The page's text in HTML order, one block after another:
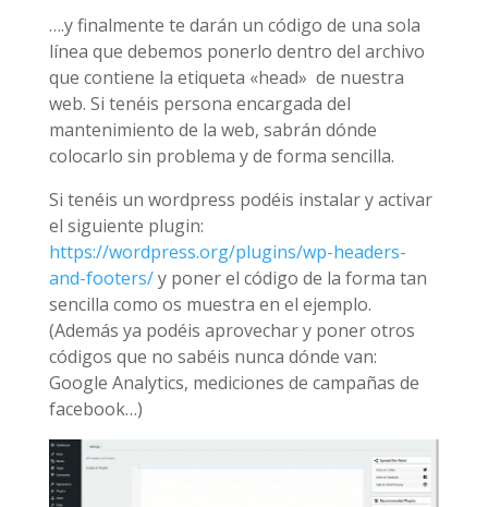
….y finalmente te darán un código de una sola
línea que debemos ponerlo dentro del archivo
que contiene la etiqueta «head» de nuestra
web. Si tenéis persona encargada del
mantenimiento de la web, sabrán dónde
colocarlo sin problema y de forma sencilla.
Si tenéis un wordpress podéis instalar y activar
el siguiente plugin:
https://wordpress.org/plugins/wp-headers-
and-footers/y poner el código de la forma tan
sencilla como os muestra en el ejemplo.
(Además ya podéis aprovechar y poner otros
códigos que no sabéis nunca dónde van:
Google Analytics, mediciones de campañas de
facebook…)